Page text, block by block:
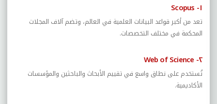
١- Scopus
تعد من أكبر قواعد البيانات العلمية في العالم، وتضم آلاف المجلات
المحكمة في مختلف التخصصات.
٢- Web of Science
تُستخدم على نطاق واسع في تقييم الأبحاث والباحثين والمؤسسات
الأكاديمية.